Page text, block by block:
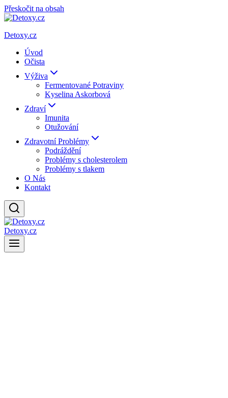
Přeskočit na obsah
Detoxy.cz
Úvod
Očista
Výživa
Fermentované Potraviny
Kyselina Askorbová
Zdraví
Imunita
Otužování
Zdravotní Problémy
Podráždění
Problémy s cholesterolem
Problémy s tlakem
O Nás
Kontakt
Detoxy.cz